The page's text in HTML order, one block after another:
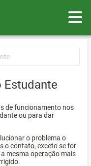
Estudante
de funcionamento nos
ou para dar
o problema o
o contato, exceto se for
mesma operação mais